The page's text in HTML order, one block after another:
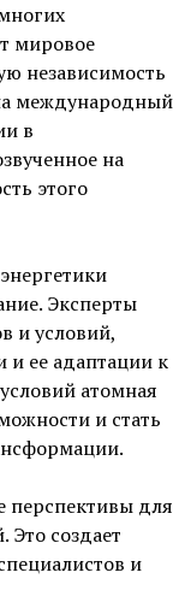
мировое
независимость
международный
в
на
этого
Эксперты
и условий,
ее адаптации к
атомная
и стать
перспективы для
Это создает
и